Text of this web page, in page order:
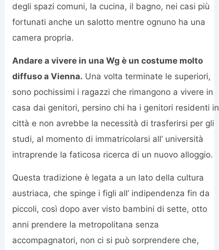
degli spazi comuni, la cucina, il bagno, nei casi più
fortunati anche un salotto mentre ognuno ha una
camera propria.
Andare a vivere in una Wg è un costume molto
diffuso a Vienna. Una volta terminate le superiori,
sono pochissimi i ragazzi che rimangono a vivere in
casa dai genitori, persino chi ha i genitori residenti in
città e non avrebbe la necessità di trasferirsi per gli
studi, al momento di immatricolarsi all’ università
intraprende la faticosa ricerca di un nuovo alloggio.
Questa tradizione è legata a un lato della cultura
austriaca, che spinge i figli all’ indipendenza fin da
piccoli, così dopo aver visto bambini di sette, otto
anni prendere la metropolitana senza
accompagnatori, non ci si può sorprendere che,